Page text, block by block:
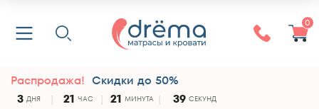
0
Распродажа! Скидки до 50%
3 ДНЯ 21 ЧАС 21 МИНУТА 38 СЕКУНД